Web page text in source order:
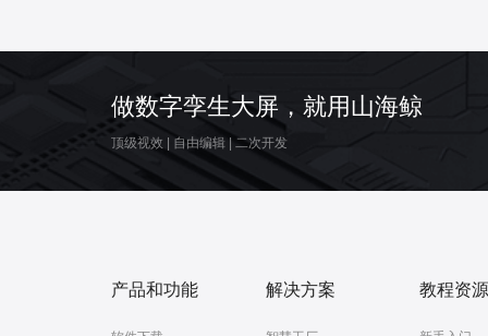
做数字孪生大屏，就用山海鲸
顶级视效 自由编辑 二次开发
产品和功能 解决方案 教程资